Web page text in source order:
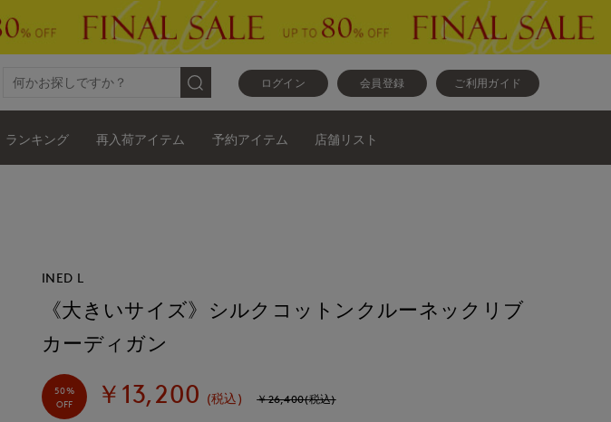
ログイン 会員登録 ご利用ガイド
ランキング 再入荷アイテム 予約アイテム 店舗リスト
INED L
《大きいサイズ》シルクコットンクルーネックリブ
カーディガン
50%
OFF
￥13,200 (税込) ￥26,400(税込)